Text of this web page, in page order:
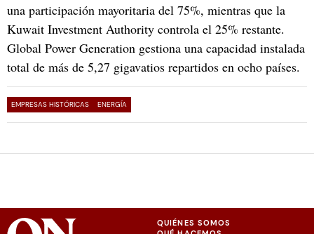
una participación mayoritaria del 75%, mientras que la
Kuwait Investment Authority controla el 25% restante.
Global Power Generation gestiona una capacidad instalada
total de más de 5,27 gigavatios repartidos en ocho países.
EMPRESAS HISTÓRICAS ENERGÍA
QUIÉNES SOMOS